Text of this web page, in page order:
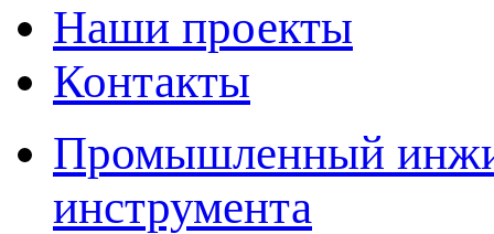
Наши проекты
Контакты
Промышленный
инструмента